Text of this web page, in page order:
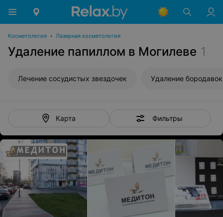
Косметология • Лазерная косметология
Удаление папиллом в Могилеве 1
Лечение сосудистых звездочек Удаление бородавок
Карта Фильтры